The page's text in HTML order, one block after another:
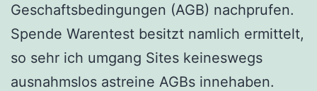
Geschaftsbedingungen (AGB) nachprufen.
Spende Warentest besitzt namlich ermittelt,
so sehr ich umgang Sites keineswegs
ausnahmslos astreine AGBs innehaben.